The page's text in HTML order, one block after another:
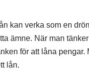
kan verka som en
ämne. När man
för att låna
lån.